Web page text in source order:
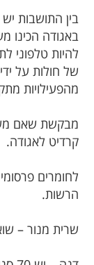
בין התושבות
באגודה הכינו
להיות טלפוני
של חולות על
מהפעילויות
מבקשת שאם
קרדיט לאגודה.
לחומרים
הרשות.
שרית מנור –